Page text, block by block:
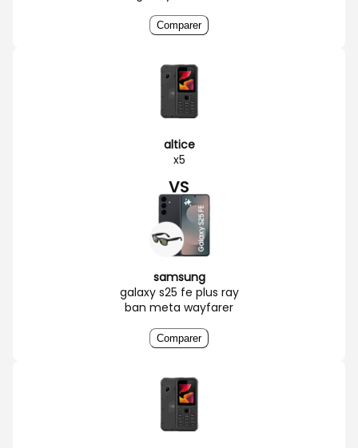
Comparer
altice
x5
VS
samsung
galaxy s25 fe plus ray
ban meta wayfarer
Comparer